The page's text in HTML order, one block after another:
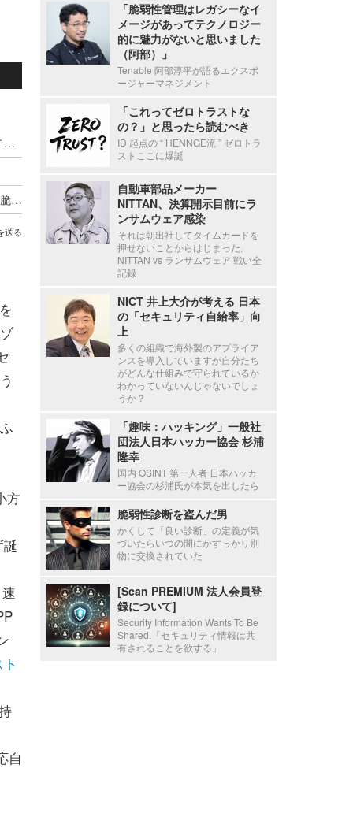
EDR やレジリエンス…「侵入前提」のセキュリティに足りないものとは？ アカマイだからこそ語れる“予防”という忘れられた視点
各事業部門がＤＸ祭り開催、「てんやわんや」な脆弱性対応から抜け出すには ～ エーアイセキュリティラボが提唱する Web 資産トリアージと ASM 活用の実践
送る
方
誕
自
「脆弱性管理はレガシーなイ
メージがあってテクノロジー
的に魅力がないと思いました
（阿部）」
Tenable 阿部淳平が語るエクスポ
ージャーマネジメント
「これってゼロトラストな
の？」と思ったら読むべき
ID 起点の “ HENNGE流 ” ゼロトラ
ストここに爆誕
自動車部品メーカー
NITTAN、決算開示目前にラ
ンサムウェア感染
それは朝出社してタイムカードを
押せないことからはじまった。
NITTAN vs ランサムウェア 戦い全
記録
NICT 井上大介が考える 日本
の「セキュリティ自給率」向
上
多くの組織で海外製のアプライア
ンスを導入していますが自分たち
がどんな仕組みで守られているか
わかっていないんじゃないでしょ
うか？
「趣味：ハッキング」一般社
団法人日本ハッカー協会 杉浦
隆幸
国内 OSINT 第一人者 日本ハッカ
ー協会の杉浦氏が本気を出したら
脆弱性診断を盗んだ男
かくして「良い診断」の定義が気
づいたらいつの間にかすっかり別
物に交換されていた
[Scan PREMIUM 法人会員登
録について]
Security Information Wants To Be
Shared.「セキュリティ情報は共
有されることを欲する」